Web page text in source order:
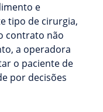
e
tipo de cirurgia,
contrato não
a operadora
o paciente de
por decisões